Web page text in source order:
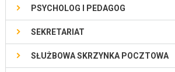
PSYCHOLOG I PEDAGOG
SEKRETARIAT
SŁUŻBOWA SKRZYNKA POCZTOWA